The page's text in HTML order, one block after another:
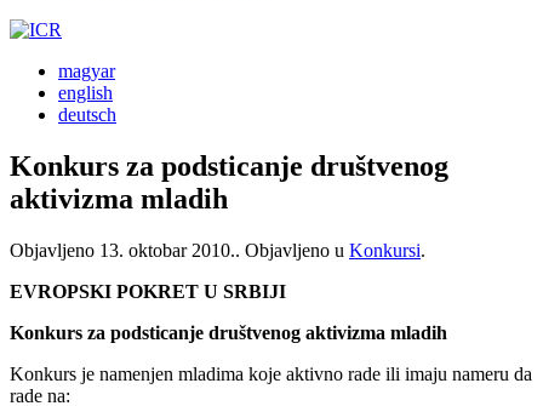
magyar
english
deutsch
Konkurs za podsticanje društvenog
aktivizma mladih
Objavljeno 13. oktobar 2010.. Objavljeno u Konkursi.
EVROPSKI POKRET U SRBIJI
Konkurs za podsticanje društvenog aktivizma mladih
Konkurs je namenjen mladima koje aktivno rade ili imaju nameru da
rade na: